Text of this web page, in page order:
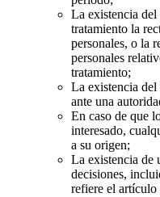
La existencia del
tratamiento la
personales, o la
personales
tratamiento;
La existencia del
ante una
En caso de que
interesado,
a su origen;
La existencia de
decisiones,
refiere el